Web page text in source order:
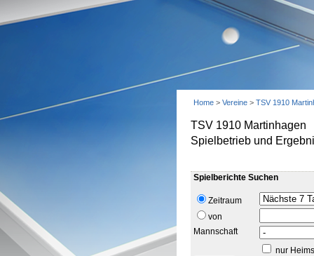
Home > Vereine > TSV 1910
TSV 1910 Martinhagen
Spielbetrieb und
Spielberichte Suchen
Zeitraum
von
Mannschaft
nur